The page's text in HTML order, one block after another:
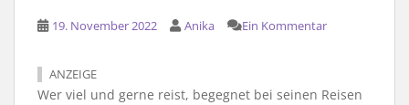
19. November 2022 Anika Ein Kommentar
ANZEIGE
Wer viel und gerne reist, begegnet bei seinen Reisen